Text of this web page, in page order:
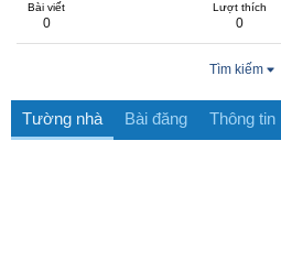
Bài viết
0
Lượt thích
0
Tìm kiếm
Tường nhà Bài đăng Thông tin